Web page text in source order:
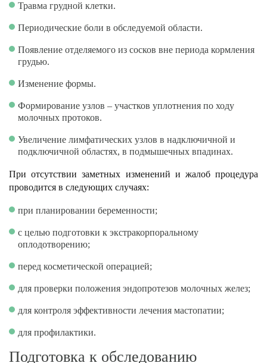
Травма грудной клетки.
Периодические боли в обследуемой области.
Появление отделяемого из сосков вне периода кормления
грудью.
Изменение формы.
Формирование узлов – участков уплотнения по ходу
молочных протоков.
Увеличение лимфатических узлов в надключичной и
подключичной областях, в подмышечных впадинах.
При отсутствии заметных изменений и жалоб процедура
проводится в следующих случаях:
при планировании беременности;
с целью подготовки к экстракорпоральному
оплодотворению;
перед косметической операцией;
для проверки положения эндопротезов молочных желез;
для контроля эффективности лечения мастопатии;
для профилактики.
Подготовка к обследованию